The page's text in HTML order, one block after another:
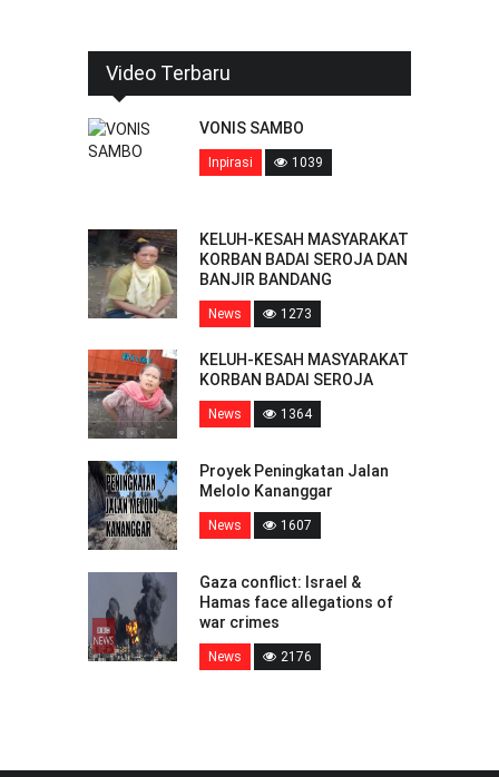
Video Terbaru
VONIS SAMBO
Inpirasi 1039
KELUH-KESAH MASYARAKAT
KORBAN BADAI SEROJA DAN
BANJIR BANDANG
News 1273
KELUH-KESAH MASYARAKAT
KORBAN BADAI SEROJA
News 1364
Proyek Peningkatan Jalan
Melolo Kananggar
News 1607
Gaza conflict: Israel &
Hamas face allegations of
war crimes
News 2176